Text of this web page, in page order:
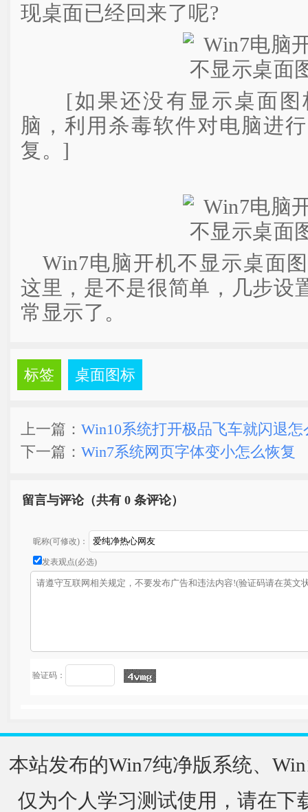
现桌面已经回来了呢?
[如果还没有显示桌面图
脑，利用杀毒软件对电脑进
复。]
Win7电脑开机不显示桌面
这里，是不是很简单，几步设
常显示了。
标签 桌面图标
上一篇： Win10系统打开极品飞车就闪退怎
下一篇： Win7系统网页字体变小怎么恢复
留言与评论（共有 0 条评论）
昵称(可修改)：
发表观点(必选)
验证码：
本站发布的Win7纯净版系统、
仅为个人学习测试使用，请在下